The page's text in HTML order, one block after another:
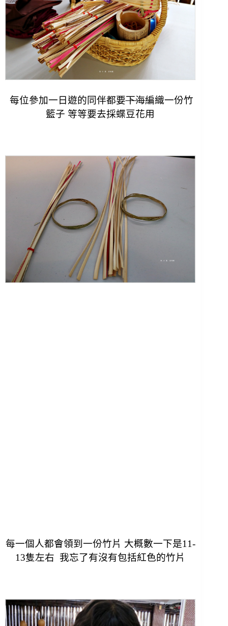
每位參加一日遊的同伴都要下海編織一份竹
籃子 等等要去採蝶豆花用
每一個人都會領到一份竹片 大概數一下是11-
13隻左右 我忘了有沒有包括紅色的竹片